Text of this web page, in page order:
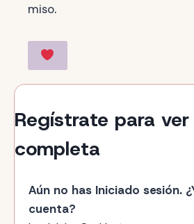
miso.
Regístrate para
completa
Aún no has Iniciado sesión.
cuenta?